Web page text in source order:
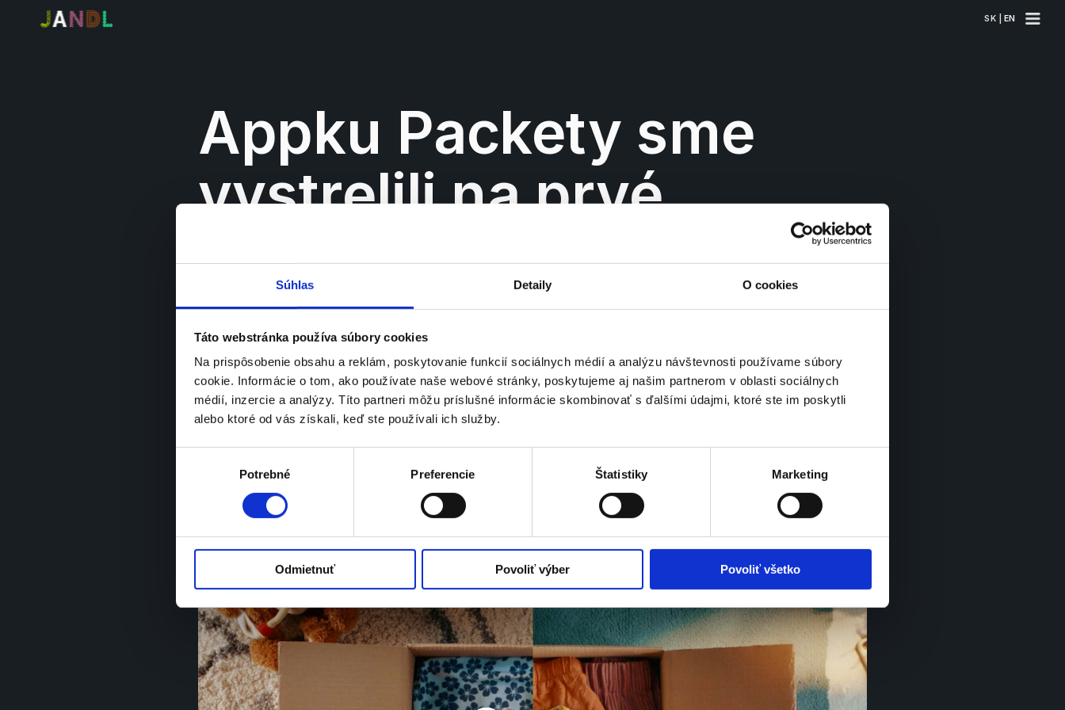
Súhlas Detaily O cookies
Táto webstránka používa súbory cookies
Na prispôsobenie obsahu a reklám, poskytovanie funkcií sociálnych médií a analýzu návštevnosti používame súbory
cookie. Informácie o tom, ako používate naše webové stránky, poskytujeme aj našim partnerom v oblasti sociálnych
médií, inzercie a analýzy. Títo partneri môžu príslušné informácie skombinovať s ďalšími údajmi, ktoré ste im poskytli
alebo ktoré od vás získali, keď ste používali ich služby.
Potrebné Preferencie Štatistiky Marketing
Odmietnuť Povoliť výber Povoliť všetko
SK | EN
Appku Packety sme
vystrelili na prvé
miesto s App Store
Zadanie znelo jasne: odpromovať službu
balíkov cez appku Packety.
vznikol hudobný spot „Zabaľ. Klikni. Pošli.“ To sú totiž 3
Spot – Zabaľ. Klikni. Pošli.